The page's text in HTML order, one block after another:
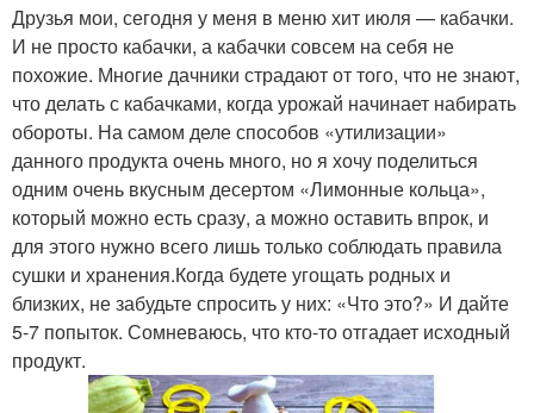
Друзья мои, сегодня у меня в меню хит июля — кабачки.
И не просто кабачки, а кабачки совсем на себя не
похожие. Многие дачники страдают от того, что не знают,
что делать с кабачками, когда урожай начинает набирать
обороты. На самом деле способов «утилизации»
данного продукта очень много, но я хочу поделиться
одним очень вкусным десертом «Лимонные кольца»,
который можно есть сразу, а можно оставить впрок, и
для этого нужно всего лишь только соблюдать правила
сушки и хранения.Когда будете угощать родных и
близких, не забудьте спросить у них: «Что это?» И дайте
5-7 попыток. Сомневаюсь, что кто-то отгадает исходный
продукт.